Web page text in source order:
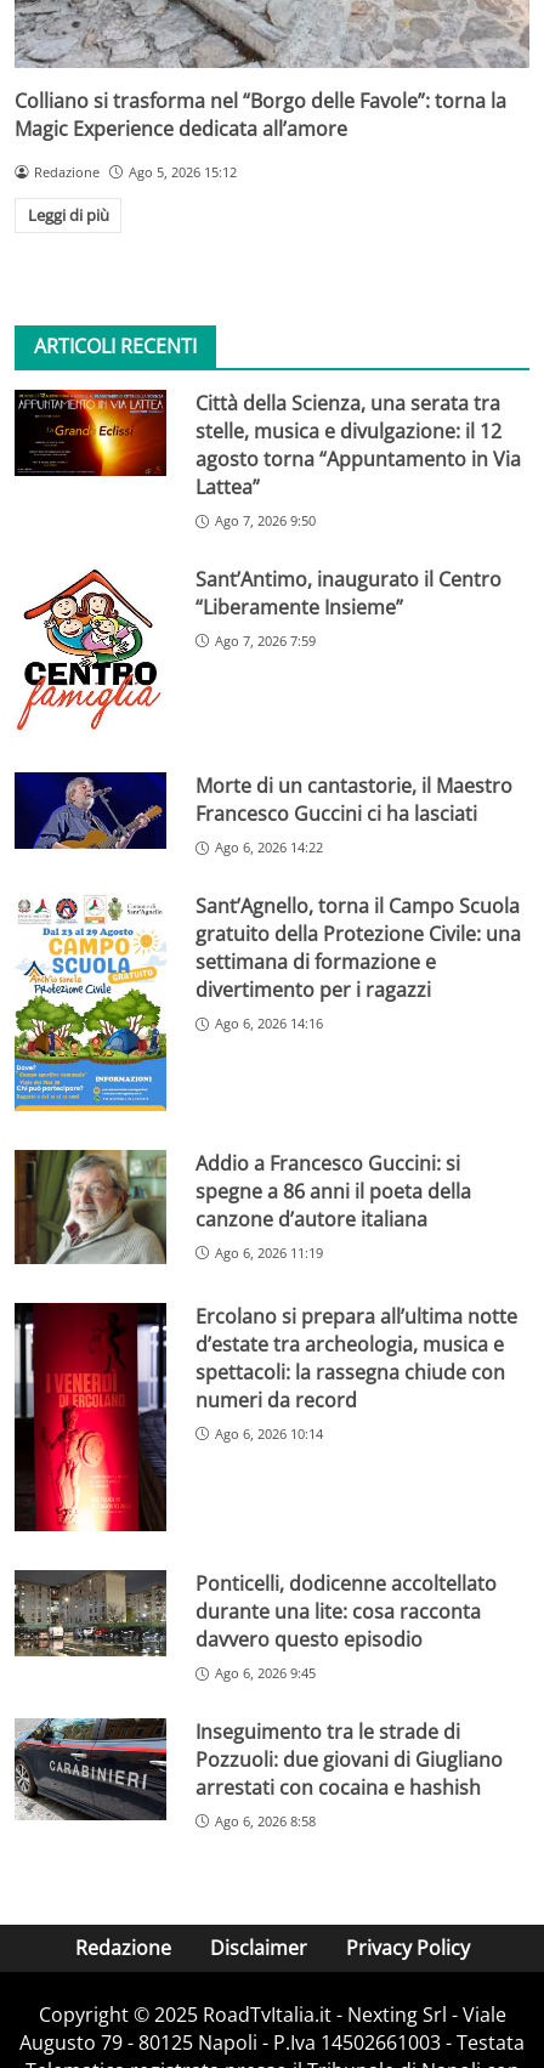
Colliano si trasforma nel “Borgo delle Favole”: torna la
Magic Experience dedicata all’amore
Redazione Ago 5, 2026 15:12
Leggi di più
ARTICOLI RECENTI
Città della Scienza, una serata tra
stelle, musica e divulgazione: il 12
agosto torna “Appuntamento in Via
Lattea”
Ago 7, 2026 9:50
Sant’Antimo, inaugurato il Centro
“Liberamente Insieme”
Ago 7, 2026 7:59
Morte di un cantastorie, il Maestro
Francesco Guccini ci ha lasciati
Ago 6, 2026 14:22
Sant’Agnello, torna il Campo Scuola
gratuito della Protezione Civile: una
settimana di formazione e
divertimento per i ragazzi
Ago 6, 2026 14:16
Addio a Francesco Guccini: si
spegne a 86 anni il poeta della
canzone d’autore italiana
Ago 6, 2026 11:19
Ercolano si prepara all’ultima notte
d’estate tra archeologia, musica e
spettacoli: la rassegna chiude con
numeri da record
Ago 6, 2026 10:14
Ponticelli, dodicenne accoltellato
durante una lite: cosa racconta
davvero questo episodio
Ago 6, 2026 9:45
Inseguimento tra le strade di
Pozzuoli: due giovani di Giugliano
arrestati con cocaina e hashish
Ago 6, 2026 8:58
Redazione Disclaimer Privacy Policy
Copyright ©️ 2025 RoadTvItalia.it - Nexting Srl - Viale
Augusto 79 - 80125 Napoli - P.Iva 14502661003 - Testata